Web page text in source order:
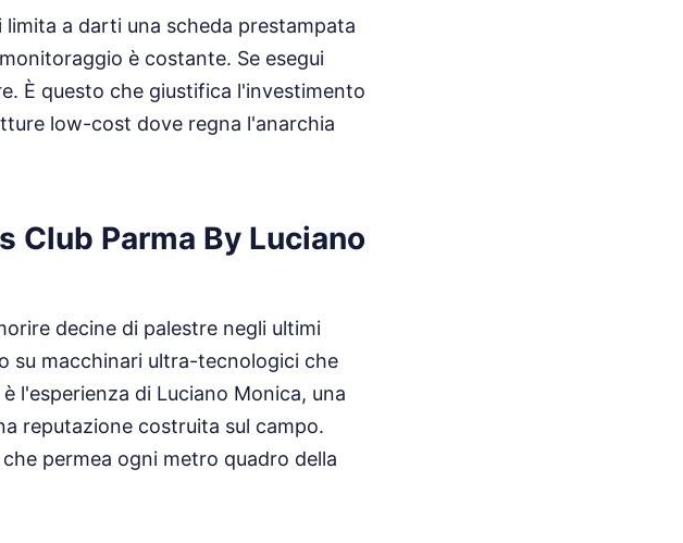
a darti una scheda prestampata
è costante. Se esegui
È questo che giustifica l'investimento
low-cost dove regna l'anarchia
Club Parma By Luciano
decine di palestre negli ultimi
su macchinari ultra-tecnologici che
l'esperienza di Luciano Monica, una
reputazione costruita sul campo.
permea ogni metro quadro della